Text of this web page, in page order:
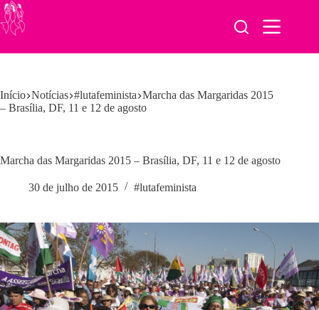
Pular
para
o
Início Notícias #lutafeminista Marcha das Margaridas 2015
– Brasília, DF, 11 e 12 de agosto
Marcha das Margaridas 2015 – Brasília, DF, 11 e 12 de agosto
30 de julho de 2015 #lutafeminista